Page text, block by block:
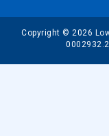
Copyright © 2026